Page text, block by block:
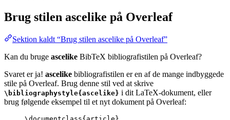
Brug stilen ascelike på Overleaf
Sektion kaldt “Brug stilen ascelike på Overleaf”
Kan du bruge ascelike BibTeX bibliografistilen på Overleaf?
Svaret er ja! ascelike bibliografistilen er en af de mange indbyggede
stile på Overleaf. Brug denne stil ved at skrive
\bibliographystyle{ascelike} i dit LaTeX-dokument, eller
brug følgende eksempel til et nyt dokument på Overleaf: